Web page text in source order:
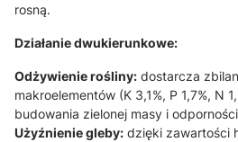
rosną.
Działanie dwukierunkowe:
Odżywienie rośliny: dostarcza
makroelementów (K 3,1%, P 1,7%, N
budowania zielonej masy i odporności
Użyźnienie gleby: dzięki zawartości